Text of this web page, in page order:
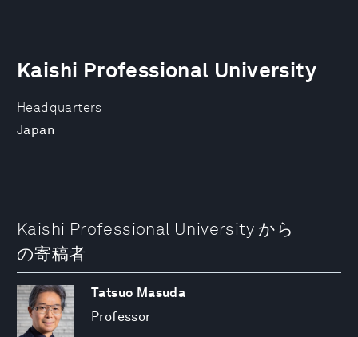
Headquarters
Japan
Kaishi Professional University
Kaishi Professional University から
の寄稿者
Tatsuo Masuda
Professor